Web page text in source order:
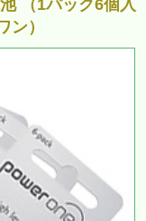
（1パック6個入
）